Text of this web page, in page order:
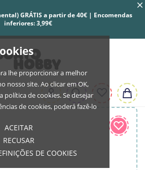
lhe proporcionar a melhor
nosso site. Ao clicar em OK,
política de cookies. Se desejar
de cookies, poderá fazê-lo
ACEITAR
RECUSAR
DE COOKIES
GRÁTIS a partir de 40€ | Encomendas
inferiores: 3,99€